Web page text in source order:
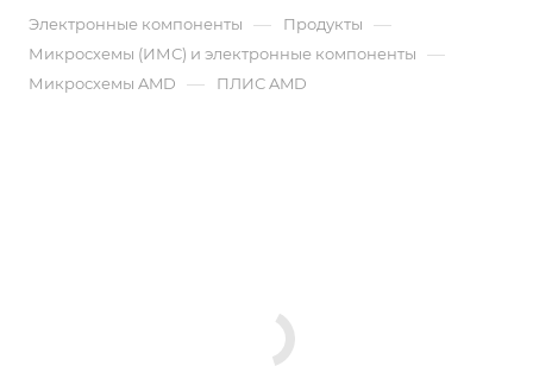
Электронные компоненты — Продукты —
Микросхемы (ИМС) и электронные компоненты —
Микросхемы AMD — ПЛИС AMD